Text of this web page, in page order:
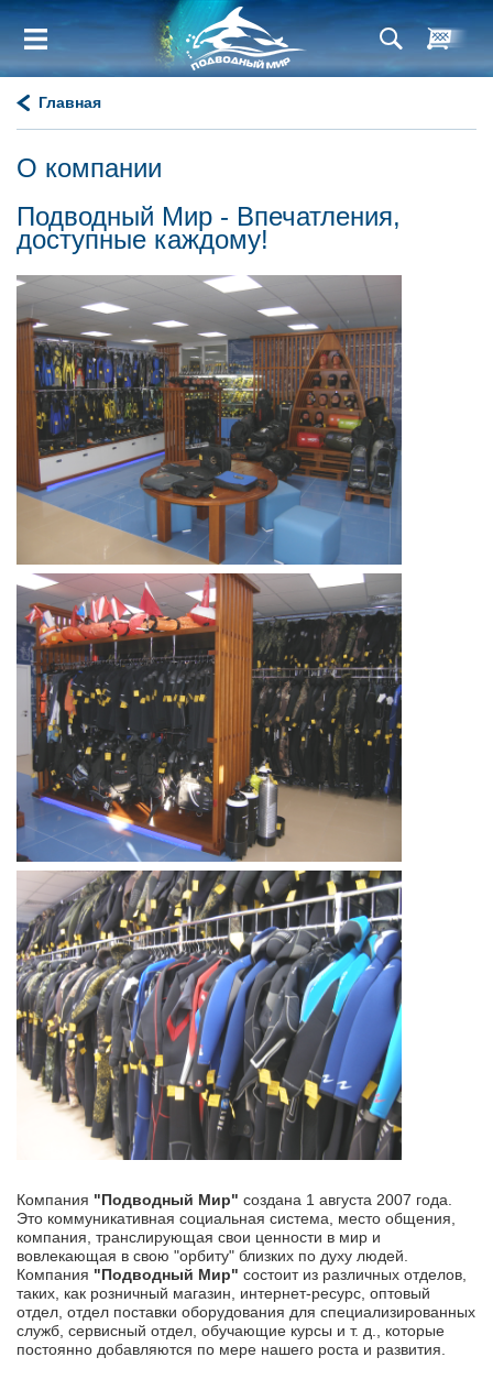
Главная
О компании
Подводный Мир - Впечатления,
доступные каждому!
Компания "Подводный Мир" создана 1 августа 2007 года.
Это коммуникативная социальная система, место общения,
компания, транслирующая свои ценности в мир и
вовлекающая в свою "орбиту" близких по духу людей.
Компания "Подводный Мир" состоит из различных отделов,
таких, как розничный магазин, интернет-ресурс, оптовый
отдел, отдел поставки оборудования для специализированных
служб, сервисный отдел, обучающие курсы и т. д., которые
постоянно добавляются по мере нашего роста и развития.